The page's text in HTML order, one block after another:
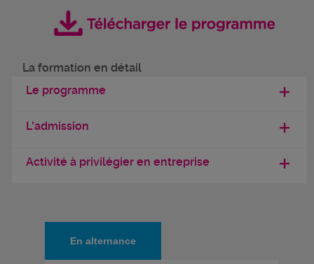
La formation en détail
Le programme
L'admission
Activité à privilégier en entreprise
En alternance